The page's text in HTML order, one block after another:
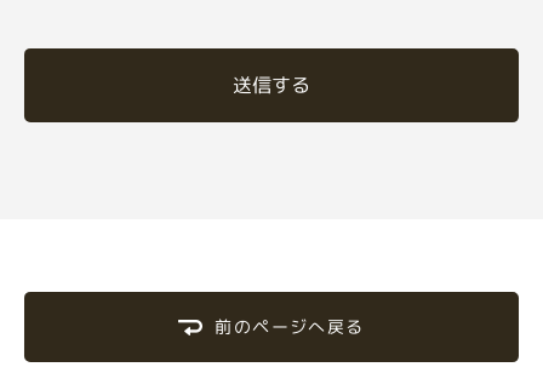
送信する
前のページへ戻る